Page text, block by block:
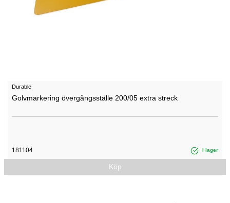
Durable
Golvmarkering övergångsställe 200/05 extra streck
181104 i lager
Köp